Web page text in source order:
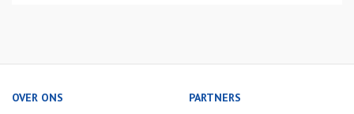
OVER ONS PARTNERS